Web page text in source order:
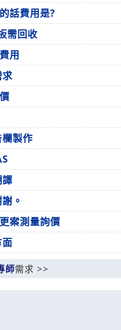
話費用是?
需回收
用
求
製作
譯
。
案測量詢價
面
師需求 >>